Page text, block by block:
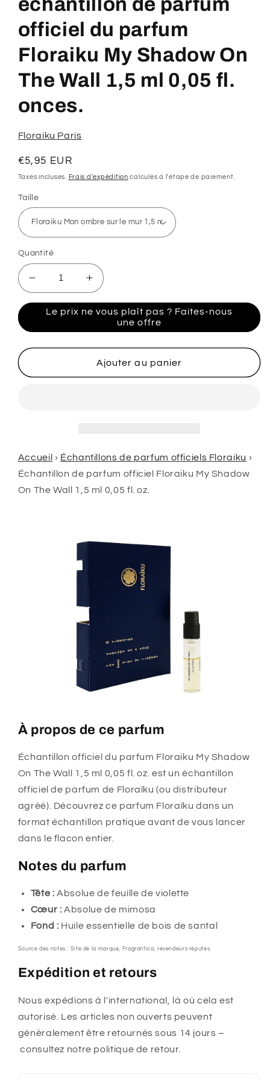
1
dans
fenêtre
échantillon de parfum
officiel du parfum
Floraiku My Shadow On
The Wall 1,5 ml 0,05 fl.
onces.
Floraiku Paris
Prix
habituel
€5,95 EUR
Taxes incluses. Frais d'expédition calculés à l'étape de paiement.
Taille
Quantité
Réduire
la
quantité
échantillon
de
officiel
On
The
1,5
Augmenter
la
quantité
échantillon
de
parfum
officiel
On
The
1,5
Le prix ne vous plaît pas ? Faites-nous
une offre
Ajouter au panier
Accueil › Échantillons de parfum officiels Floraiku ›
Échantillon de parfum officiel Floraiku My Shadow
On The Wall 1,5 ml 0,05 fl. oz.
À propos de ce parfum
Échantillon officiel du parfum Floraiku My Shadow
On The Wall 1,5 ml 0,05 fl. oz. est un échantillon
officiel de parfum de Floraïku (ou distributeur
agréé). Découvrez ce parfum Floraïku dans un
format échantillon pratique avant de vous lancer
dans le flacon entier.
Notes du parfum
Tête : Absolue de feuille de violette
Cœur : Absolue de mimosa
Fond : Huile essentielle de bois de santal
Source des notes : Site de la marque, Fragrantica, revendeurs réputés.
Expédition et retours
Nous expédions à l'international, là où cela est
autorisé. Les articles non ouverts peuvent
généralement être retournés sous 14 jours –
consultez notre politique de retour.